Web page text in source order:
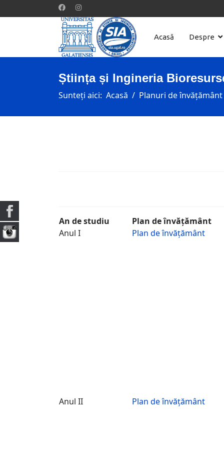
Acasă Despre
Știința și Ingineria
Sunteți aici: Acasă Planuri de învățământ
An de studiu Plan de învățământ
Anul I
Plan de învățământ
Anul II
Plan de învățământ